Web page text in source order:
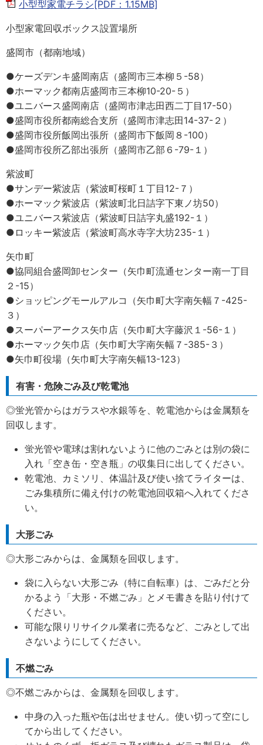
小型型家電チラシ[PDF：1.15MB]
小型家電回収ボックス設置場所
盛岡市（都南地域）
●ケーズデンキ盛岡南店（盛岡市三本柳５-58）
●ホーマック都南店盛岡市三本柳10-20-５）
●ユニバース盛岡南店（盛岡市津志田西二丁目17-50）
●盛岡市役所都南総合支所（盛岡市津志田14-37-２）
●盛岡市役所飯岡出張所（盛岡市下飯岡８-100）
●盛岡市役所乙部出張所（盛岡市乙部６-79-１）
紫波町
●サンデー紫波店（紫波町桜町１丁目12-７）
●ホーマック紫波店（紫波町北日詰字下東ノ坊50）
●ユニバース紫波店（紫波町日詰字丸盛192-１）
●ロッキー紫波店（紫波町高水寺字大坊235-１）
矢巾町
●協同組合盛岡卸センター（矢巾町流通センター南一丁目
２-15）
●ショッピングモールアルコ（矢巾町大字南矢幅７-425-
３）
●スーパーアークス矢巾店（矢巾町大字藤沢１-56-１）
●ホーマック矢巾店（矢巾町大字南矢幅７-385-３）
●矢巾町役場（矢巾町大字南矢幅13-123）
有害・危険ごみ及び乾電池
◎蛍光管からはガラスや水銀等を、乾電池からは金属類を
回収します。
蛍光管や電球は割れないように他のごみとは別の袋に
入れ「空き缶・空き瓶」の収集日に出してください。
乾電池、カミソリ、体温計及び使い捨てライターは、
ごみ集積所に備え付けの乾電池回収箱へ入れてくださ
い。
大形ごみ
◎大形ごみからは、金属類を回収します。
袋に入らない大形ごみ（特に自転車）は、ごみだと分
かるよう「大形・不燃ごみ」とメモ書きを貼り付けて
ください。
可能な限りリサイクル業者に売るなど、ごみとして出
さないようにしてください。
不燃ごみ
◎不燃ごみからは、金属類を回収します。
中身の入った瓶や缶は出せません。使い切って空にし
てから出してください。